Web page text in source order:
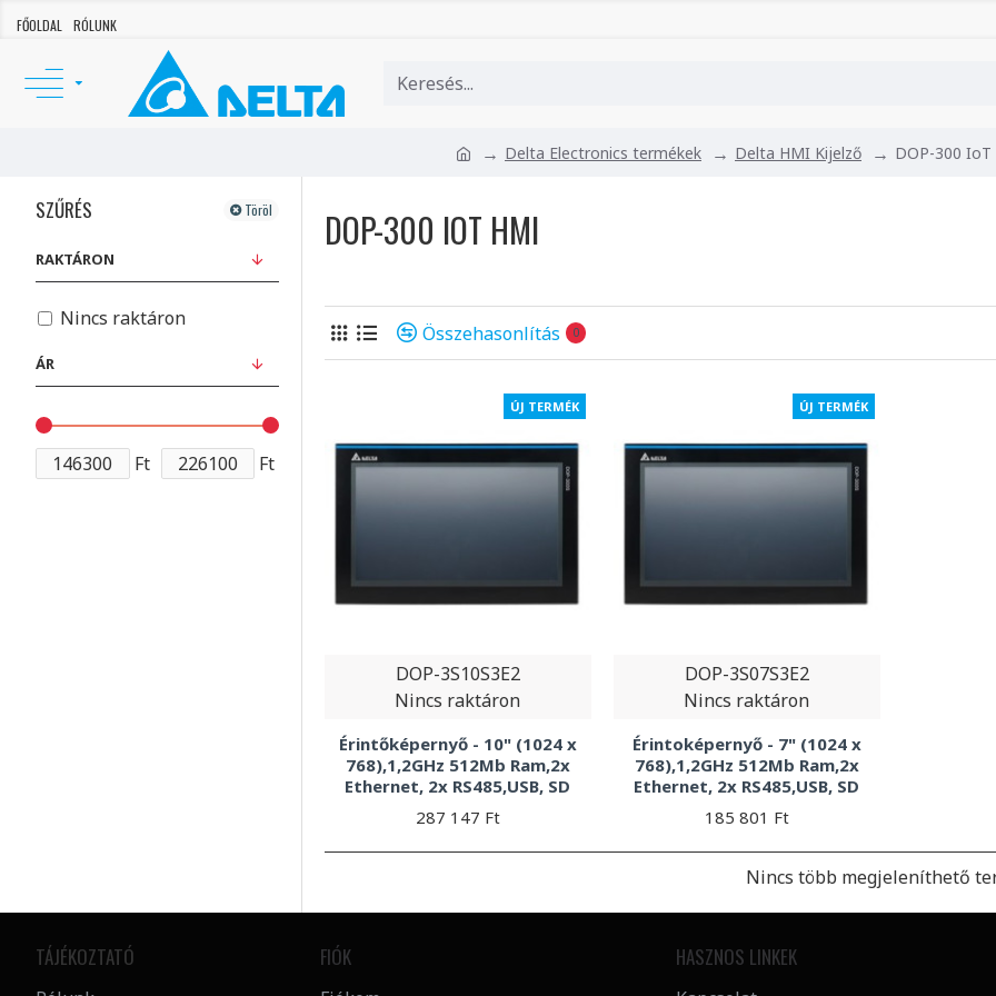
FŐOLDAL RÓLUNK
Delta Electronics termékek Delta HMI Kijelző DOP-300 IoT
SZŰRÉS Töröl
ÁR
Ft Ft
RAKTÁRON
Nincs raktáron
DOP-300 IOT HMI
Összehasonlítás 0
ÚJ TERMÉK
DOP-3S10S3E2
Nincs raktáron
Érintőképernyő - 10" (1024 x
768),1,2GHz 512Mb Ram,2x
Ethernet, 2x RS485,USB, SD
287 147 Ft
ÚJ TERMÉK
DOP-3S07S3E2
Nincs raktáron
Érintoképernyő - 7" (1024 x
768),1,2GHz 512Mb Ram,2x
Ethernet, 2x RS485,USB, SD
185 801 Ft
Nincs több megjeleníthető
TÁJÉKOZTATÓ FIÓK HASZNOS LINKEK